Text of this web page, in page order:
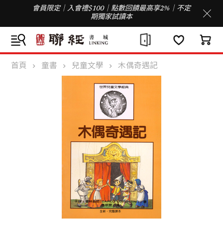
會員限定｜入會禮$100｜點數回饋最高享2%｜不定
期獨家試讀本
首頁 童書 兒童文學 木偶奇遇記